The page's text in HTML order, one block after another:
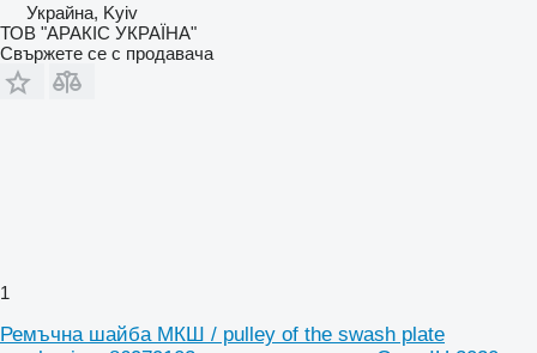
Украйна, Kyiv
ТОВ "АРАКІС УКРАЇНА"
Свържете се с продавача
1
Ремъчна шайба МКШ / pulley of the swash plate